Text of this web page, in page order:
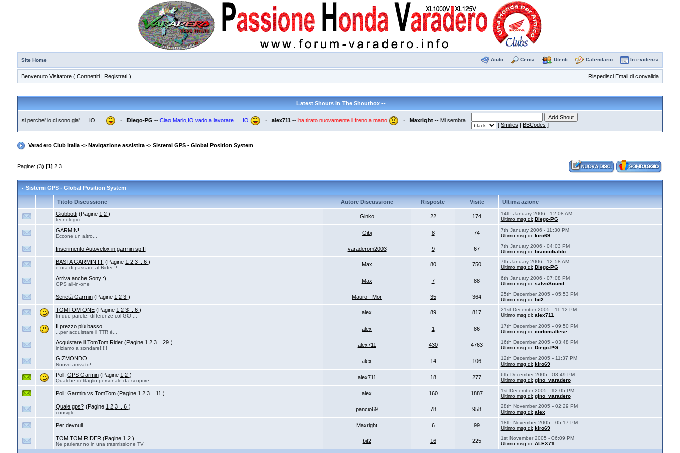
Site Home Aiuto Cerca Utenti Calendario In evidenza
Benvenuto Visitatore ( Connettiti| Registrati) Rispedisci Email di convalida
Latest Shouts In The Shoutbox --
E si perche' io ci sono gia'......IO...... · Diego-PG-- Ciao Mario,IO vado a lavorare......IO · alex711-- ha tirato nuovamente il freno a mano · Maxright-- Mi sembra che ora si sia liberato.·alex711--Almeno non sono il solo a ricevere questi errori
[ Smilies BBCodes ]
Varadero Club Italia-> Navigazione assistita-> Sistemi GPS - Global Position System
Pagine: (3) [1] 2 3
Sistemi GPS - Global Position System
Titolo Discussione Autore Discussione Risposte Visite
Ultima azione
Giubbotti (Pagine 1 2 )
tecnologici
Ginko 22 174
14th January 2006 - 12:08 AM
Ultimo msg di: Diego-PG
GARMIN!
Eccone un altro...
Gibi 8 74
7th January 2006 - 11:30 PM
Ultimo msg di: kiro69
Inserimento Autovelox in garmin spIII varaderom2003 9 67
7th January 2006 - 04:03 PM
Ultimo msg di: braccobaldo
BASTA GARMIN !!!! (Pagine 1 2 3 ...6 )
è ora di passare al Rider !!
Max 80 750
7th January 2006 - 12:58 AM
Ultimo msg di: Diego-PG
Arriva anche Sony :)
GPS all-in-one
Max 7 88
6th January 2006 - 07:08 PM
Ultimo msg di: salvoSound
Serietà Garmin (Pagine 1 2 3 ) Mauro - Mor 35 364
25th December 2005 - 05:53 PM
Ultimo msg di: bit2
TOMTOM ONE (Pagine 1 2 3 ...6 )
In due parole, differenze col GO ...
alex 89 817
21st December 2005 - 11:12 PM
Ultimo msg di: alex711
Il prezzo più basso...
...per acquistare il TTR è...
alex 1 86
17th December 2005 - 09:50 PM
Ultimo msg di: cortomaltese
Acquistare il TomTom Rider (Pagine 1 2 3 ...29 )
iniziamo a sondare!!!!!
alex711 430 4763
16th December 2005 - 03:48 PM
Ultimo msg di: Diego-PG
GIZMONDO
Nuovo arrivato!
alex 14 106
12th December 2005 - 11:37 PM
Ultimo msg di: kiro69
Poll: GPS Garmin (Pagine 1 2 )
Qualche dettaglio personale da scoprire
alex711 18 277
6th December 2005 - 03:49 PM
Ultimo msg di: gino_varadero
Poll: Garmin vs TomTom (Pagine 1 2 3 ...11 ) alex 160 1887
1st December 2005 - 12:05 PM
Ultimo msg di: gino_varadero
Quale gps? (Pagine 1 2 3 ...6 )
consigli
pancio69 78 958
28th November 2005 - 02:29 PM
Ultimo msg di: alex
Per devnull Maxright 6 99
18th November 2005 - 05:17 PM
Ultimo msg di: kiro69
TOM TOM RIDER (Pagine 1 2 )
Ne parleranno in una trasmissione TV
bit2 16 225
1st November 2005 - 06:09 PM
Ultimo msg di: ALEX71